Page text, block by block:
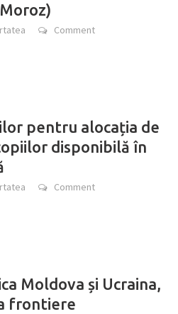
Comment
pentru alocația de
disponibilă în
Comment
Moldova și Ucraina,
frontiere